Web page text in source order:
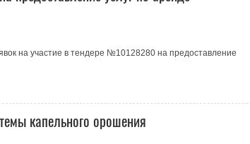
на участие в тендере №10128280 на предоставление
капельного орошения